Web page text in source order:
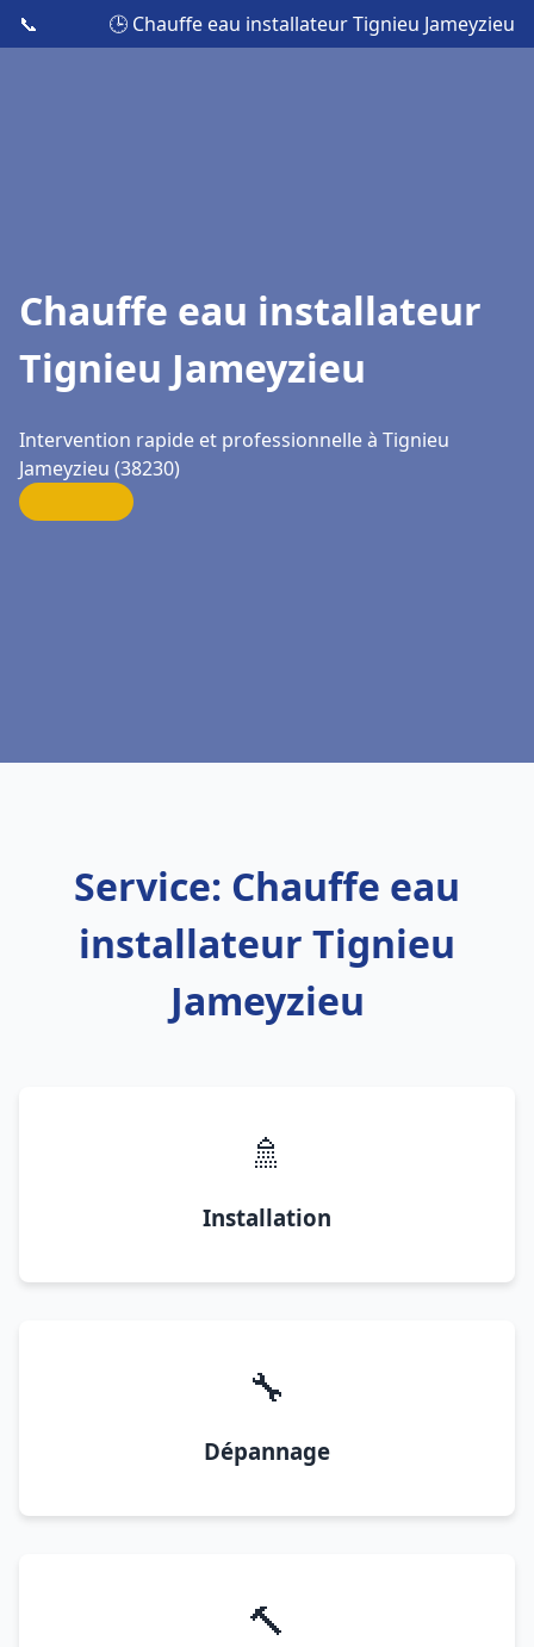
📞 🕒 Chauffe eau installateur Tignieu Jameyzieu
Chauffe eau installateur
Tignieu Jameyzieu
Intervention rapide et professionnelle à Tignieu
Jameyzieu (38230)
Service: Chauffe eau
installateur Tignieu
Jameyzieu
🚿
Installation
🔧
Dépannage
🔨